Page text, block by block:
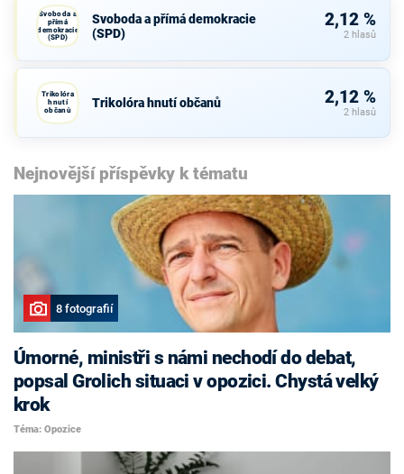
Svoboda a
přímá
demokracie
(SPD)
Svoboda a přímá demokracie
(SPD)
2,12 %
2 hlasů
Trikolóra
hnutí
občanů
Trikolóra hnutí občanů 2,12 %
2 hlasů
Nejnovější příspěvky k tématu
8 fotografií
Úmorné, ministři s námi nechodí do debat,
popsal Grolich situaci v opozici. Chystá velký
krok
Téma: Opozice